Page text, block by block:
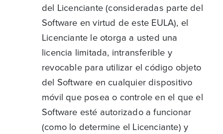
del Licenciante (consideradas parte del
Software en virtud de este EULA), el
Licenciante le otorga a usted una
licencia limitada, intransferible y
revocable para utilizar el código objeto
del Software en cualquier dispositivo
móvil que posea o controle en el que el
Software esté autorizado a funcionar
(como lo determine el Licenciante) y